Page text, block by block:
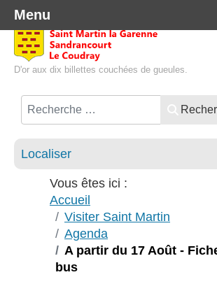
D'or aux dix billettes couchées de gueules.
Localiser
Vous êtes ici :
Accueil
Visiter Saint Martin
Agenda
A partir du 17 Août -
bus
Menu